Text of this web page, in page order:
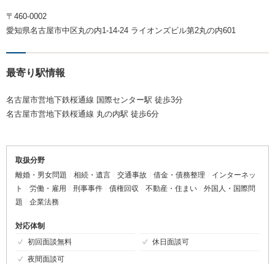
〒460-0002
愛知県名古屋市中区丸の内1-14-24 ライオンズビル第2丸の内601
最寄り駅情報
名古屋市営地下鉄桜通線 国際センター駅 徒歩3分
名古屋市営地下鉄桜通線 丸の内駅 徒歩6分
取扱分野
離婚・男女問題
相続・遺言 交通事故 借金・債務整理
インターネッ
ト
労働・雇用 刑事事件 債権回収 不動産・住まい
外国人・国際問
題
企業法務
対応体制
初回面談無料
休日面談可
夜間面談可